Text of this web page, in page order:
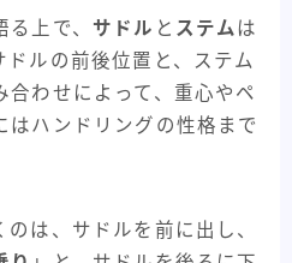
上で、 サドル と ステム は
ルの前後位置と、ステム
合わせによって、重心やペ
はハンドリングの性格まで
は、サドルを前に出し、